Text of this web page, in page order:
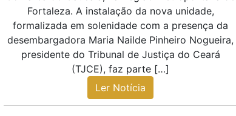
Fortaleza. A instalação da nova unidade,
formalizada em solenidade com a presença da
desembargadora Maria Nailde Pinheiro Nogueira,
presidente do Tribunal de Justiça do Ceará
(TJCE), faz parte […]
Ler Notícia